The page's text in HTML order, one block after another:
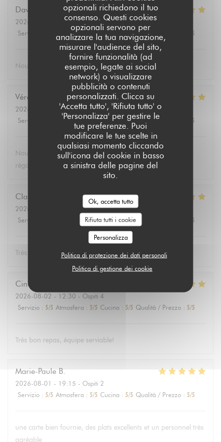
opzionali richiedono il tuo
consenso. Questi cookies
opzionali servono per
analizzare la tua navigazione,
misurare l'audience del sito,
fornire funzionalità (ad
esempio, legate ai social
network) o visualizzare
pubblicità o contenuti
personalizzati. Clicca su
'Accetta tutto', 'Rifiuta tutto' o
'Personalizza' per gestire le
tue preferenze. Puoi
modificare le tue scelte in
qualsiasi momento cliccando
sull'icona del cookie in basso
a sinistra delle pagine del
sito.
Ok, accetta tutto
Rifiuta tutti i cookie
Personalizza
Politica di protezione dei dati personali
Politica di gestione dei cookie
David
2026-08-02
- 19:30 - Ospiti 2
Servizio
Atmosfera /5 Cucina /5 Qualità / Prezzo /5
Nous nous sommes bien régalé bien mangé
Véronique
2026-08-04
- 19:15 - Ospiti 3
Servizio
Atmosfera: 5/5 Cucina: 5/5 Qualità / Prezzo /5
Nous avons passé une excellente soirée et nous sommes
régalés avec le thon ! Je recommande
Claudie
2026-08-01
- 12:30 - Ospiti 2
Servizio
: 5/5 Cucina: 5/5 Qualità / Prezzo /5
Très bon
Cindy
2026-08-02 - 12:30 - Ospiti 4
Servizio : 5/5 Atmosfera : 5/5 Cucina : 5/5 Qualità / Prezzo : 5/5
Très bon repas, équipe serviable!
Marie-Paule B
2026-08-01 - 19:15 - Ospiti 2
Servizio : 5/5 Atmosfera : 5/5 Cucina : 5/5 Qualità / Prezzo : 5/5
une carte bien fournie, des plats excellents et un personnel très
agréable